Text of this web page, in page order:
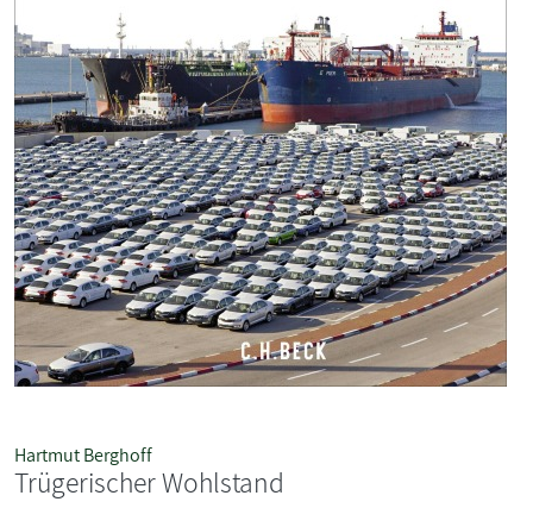
Hartmut Berghoff
Trügerischer Wohlstand